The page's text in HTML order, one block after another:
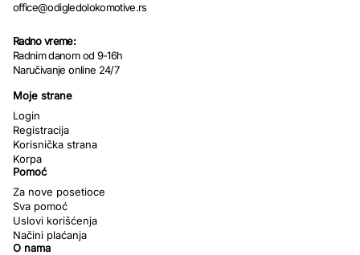
office@odigledolokomotive.rs
Radno vreme:
Radnim danom od 9-16h
Naručivanje online 24/7
Moje strane
Login
Registracija
Korisnička strana
Korpa
Pomoć
Za nove posetioce
Sva pomoć
Uslovi korišćenja
Načini plaćanja
O nama